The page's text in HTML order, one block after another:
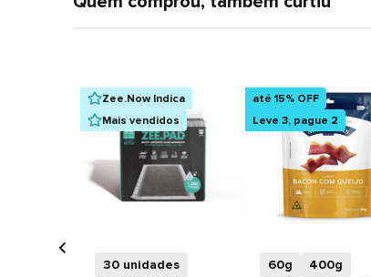
Zee.Now Indica
Mais vendidos
+
30 unidades
até 15% OFF
Leve 3, pague 2
60g
400g